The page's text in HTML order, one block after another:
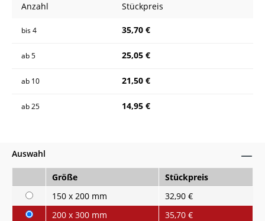
Anzahl Stückpreis
bis4 35,70 €
ab5 25,05 €
ab 10 21,50 €
ab25 14,95 €
Auswahl
Größe
Stückpreis
150 x 200 mm
32,90 €
200 x 300 mm
35,70 €